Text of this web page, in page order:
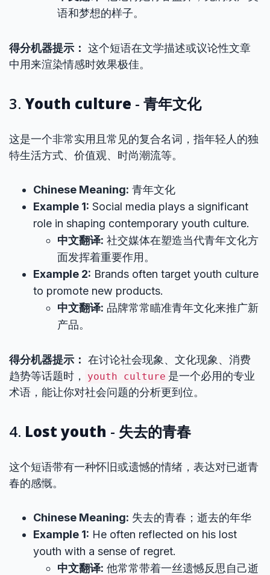
语和梦想的样子。
得分机器提示： 这个短语在文学描述或议论性文章
中用来渲染情感时效果极佳。
3. Youth culture - 青年文化
这是一个非常实用且常见的复合名词，指年轻人的独
特生活方式、价值观、时尚潮流等。
Chinese Meaning: 青年文化
Example 1: Social media plays a significant
role in shaping contemporary youth culture.
中文翻译: 社交媒体在塑造当代青年文化方
面发挥着重要作用。
Example 2: Brands often target youth culture
to promote new products.
中文翻译: 品牌常常瞄准青年文化来推广新
产品。
得分机器提示： 在讨论社会现象、文化现象、消费
趋势等话题时，
youth culture 是一个必用的专业
术语，能让你对社会问题的分析更到位。
4. Lost youth - 失去的青春
这个短语带有一种怀旧或遗憾的情绪，表达对已逝青
春的感慨。
Chinese Meaning: 失去的青春；逝去的年华
Example 1: He often reflected on his lost
youth with a sense of regret.
中文翻译: 他常常带着一丝遗憾反思自己逝